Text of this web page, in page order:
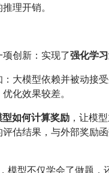
理开销。
创新：实现了强化学
大模型依赖并被动接
化效果较差。
如何计算奖励 ，让模
估结果，与外部奖励
模型不仅学会了做题